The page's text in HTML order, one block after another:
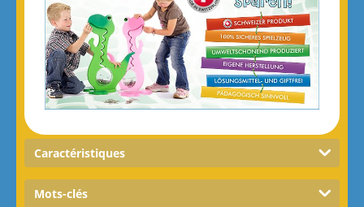
Caractéristiques
Mots-clés